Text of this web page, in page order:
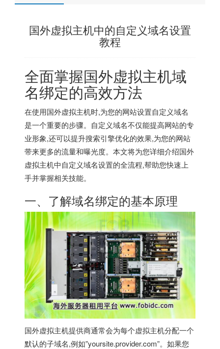
国外虚拟主机中的自定义域名设置
教程
全面掌握国外虚拟主机域
名绑定的高效方法
在使用国外虚拟主机时,为您的网站设置自定义域名
是一个重要的步骤。自定义域名不仅能提高网站的专
业形象,还可以提升搜索引擎优化的效果,为您的网站
带来更多的流量和曝光度。本文将为您详细介绍国外
虚拟主机中自定义域名设置的全流程,帮助您快速上
手并掌握相关技能。
一、了解域名绑定的基本原理
国外虚拟主机提供商通常会为每个虚拟主机分配一个
默认的子域名,例如”yoursite.provider.com”。如果您